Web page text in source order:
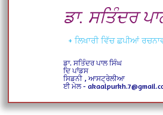
ਡਾ. ਸਤਿੰਦਰ
+ ਲਿਖਾਰੀ ਵਿੱਚ ਛਪੀਆਂ
ਡਾ. ਸਤਿੰਦਰ ਪਾਲ ਸਿੰਘ
ਦਿ ਪਾਂਡਸ
ਸਿਡਨੀ , ਆਸਟ੍ਰੇਲੀਆ
ਈ ਮੇਲ -